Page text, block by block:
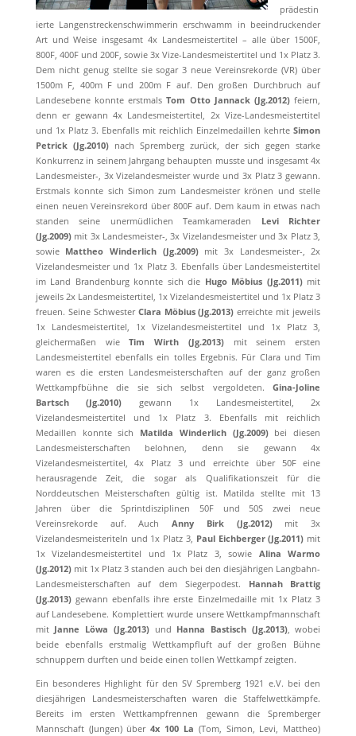
prädestin
ierte Langenstreckenschwimmerin erschwamm in beeindruckender
Art und Weise insgesamt 4x Landesmeistertitel – alle über 1500F,
800F, 400F und 200F, sowie 3x Vize-Landesmeistertitel und 1x Platz 3.
Dem nicht genug stellte sie sogar 3 neue Vereinsrekorde (VR) über
1500m F, 400m F und 200m F auf. Den großen Durchbruch auf
Landesebene konnte erstmalsTom Otto Jannack (Jg.2012) feiern,
denn er gewann 4x Landesmeistertitel, 2x Vize-Landesmeistertitel
und 1x Platz 3. Ebenfalls mit reichlich Einzelmedaillen kehrteSimon
Petrick (Jg.2010)nach Spremberg zurück, der sich gegen starke
Konkurrenz in seinem Jahrgang behaupten musste und insgesamt 4x
Landesmeister-, 3x Vizelandesmeister wurde und 3x Platz 3 gewann.
Erstmals konnte sich Simon zum Landesmeister krönen und stelle
einen neuen Vereinsrekord über 800F auf. Dem kaum in etwas nach
standen seine unermüdlichen Teamkameraden Levi Richter
(Jg.2009)mit 3x Landesmeister-, 3x Vizelandesmeister und 3x Platz 3,
sowie Mattheo Winderlich (Jg.2009)mit 3x Landesmeister-, 2x
Vizelandesmeister und 1x Platz 3. Ebenfalls über Landesmeistertitel
im Land Brandenburg konnte sich die Hugo Möbius (Jg.2011) mit
jeweils 2x Landesmeistertitel, 1x Vizelandesmeistertitel und 1x Platz 3
freuen. Seine SchwesterClara Möbius (Jg.2013) erreichte mit jeweils
1x Landesmeistertitel, 1x Vizelandesmeistertitel und 1x Platz 3,
gleichermaßen wieTim Wirth (Jg.2013)mit seinem ersten
Landesmeistertitel ebenfalls ein tolles Ergebnis. Für Clara und Tim
waren es die ersten Landesmeisterschaften auf der ganz großen
Wettkampfbühne die sie sich selbst vergoldeten.Gina-Joline
Bartsch (Jg.2010) gewann 1x Landesmeistertitel, 2x
Vizelandesmeistertitel und 1x Platz 3. Ebenfalls mit reichlich
Medaillen konnte sich Matilda Winderlich (Jg.2009)bei diesen
Landesmeisterschaften belohnen, denn sie gewann 4x
Vizelandesmeistertitel, 4x Platz 3 und erreichte über 50F eine
herausragende Zeit, die sogar als Qualifikationszeit für die
Norddeutschen Meisterschaften gültig ist. Matilda stellte mit 13
Jahren über die Sprintdisziplinen 50F und 50S zwei neue
Vereinsrekorde auf. AuchAnny Birk (Jg.2012)mit 3x
Vizelandesmeisteriteln und 1x Platz 3, Paul Eichberger (Jg.2011) mit
1x Vizelandesmeistertitel und 1x Platz 3, sowie Alina Warmo
(Jg.2012)mit 1x Platz 3 standen auch bei den diesjährigen Langbahn-
Landesmeisterschaften auf dem Siegerpodest. Hannah Brattig
(Jg.2013)gewann ebenfalls ihre erste Einzelmedaille mit 1x Platz 3
auf Landesebene. Komplettiert wurde unsere Wettkampfmannschaft
mit Janne Löwa (Jg.2013)und Hanna Bastisch (Jg.2013), wobei
beide ebenfalls erstmalig Wettkampfluft auf der großen Bühne
schnuppern durften und beide einen tollen Wettkampf zeigten.
Ein besonderes Highlight für den SV Spremberg 1921 e.V. bei den
diesjährigen Landesmeisterschaften waren die Staffelwettkämpfe.
Bereits im ersten Wettkampfrennen gewann die Spremberger
Mannschaft (Jungen) über4x 100 La (Tom, Simon, Levi, Mattheo)